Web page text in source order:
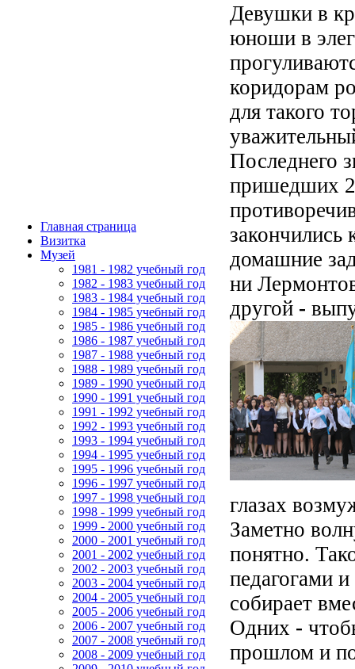
Главная страница
Визитка
Музей
1981 - 1982 учебный год
1982 - 1983 учебный год
1983 - 1984 учебный год
1984 - 1985 учебный год
1985 - 1986 учебный год
1986 - 1987 учебный год
1987 - 1988 учебный год
1988 - 1989 учебный год
1989 - 1990 учебный год
1990 - 1991 учебный год
1991 - 1992 учебный год
1992 - 1993 учебный год
1993 - 1994 учебный год
1994 - 1995 учебный год
1995 - 1996 учебный год
1996 - 1997 учебный год
1997 - 1998 учебный год
1998 - 1999 учебный год
1999 - 2000 учебный год
2000 - 2001 учебный год
2001 - 2002 учебный год
2002 - 2003 учебный год
2003 - 2004 учебный год
2004 - 2005 учебный год
2005 - 2006 учебный год
2006 - 2007 учебный год
2007 - 2008 учебный год
2008 - 2009 учебный год
Девушки в
юноши в
коридорам
для такого
Последнего
пришедших
закончились
домашние
ни
другой -
глазах
Заметно
понятно.
педагогами
собирает
Одних -
прошлом и